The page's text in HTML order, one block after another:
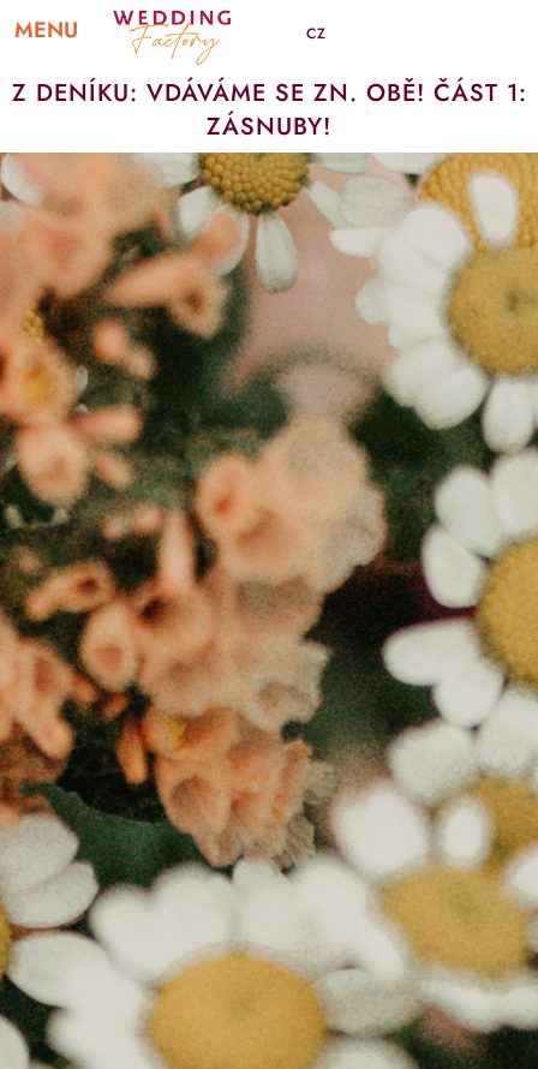
MENU CZ
Z DENÍKU: VDÁVÁME SE ZN. OBĚ! ČÁST 1:
ZÁSNUBY!